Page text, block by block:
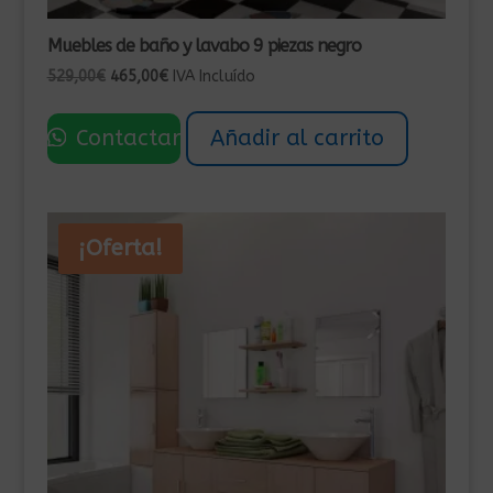
Muebles de baño y lavabo 9 piezas negro
529,00€ El
original
era:
465,00€El
actual
es:
IVA Incluído
Contactar Añadir al carrito
¡Oferta!